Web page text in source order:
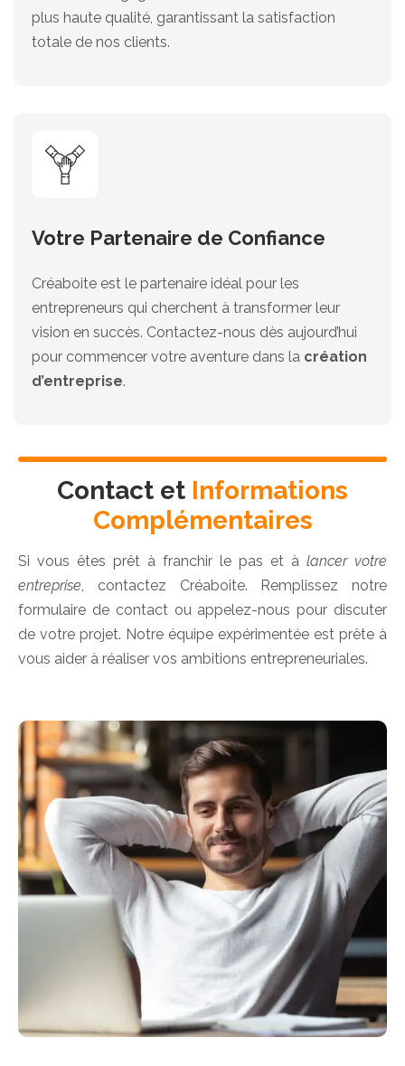
plus haute qualité, garantissant la satisfaction
totale de nos clients.
Votre Partenaire de Confiance
Créaboite est le partenaire idéal pour les
entrepreneurs qui cherchent à transformer leur
vision en succès. Contactez-nous dès aujourd’hui
pour commencer votre aventure dans la création
d’entreprise.
Contact et Informations
Complémentaires
Si vous êtes prêt à franchir le pas et à lancer votre
entreprise, contactez Créaboite. Remplissez notre
formulaire de contact ou appelez-nous pour discuter
de votre projet. Notre équipe expérimentée est prête à
vous aider à réaliser vos ambitions entrepreneuriales.